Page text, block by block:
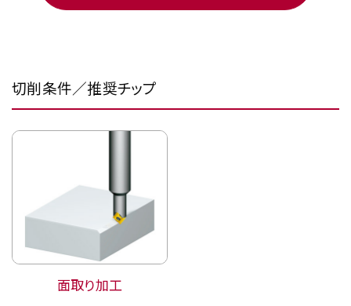
切削条件／推奨チップ
面取り加工